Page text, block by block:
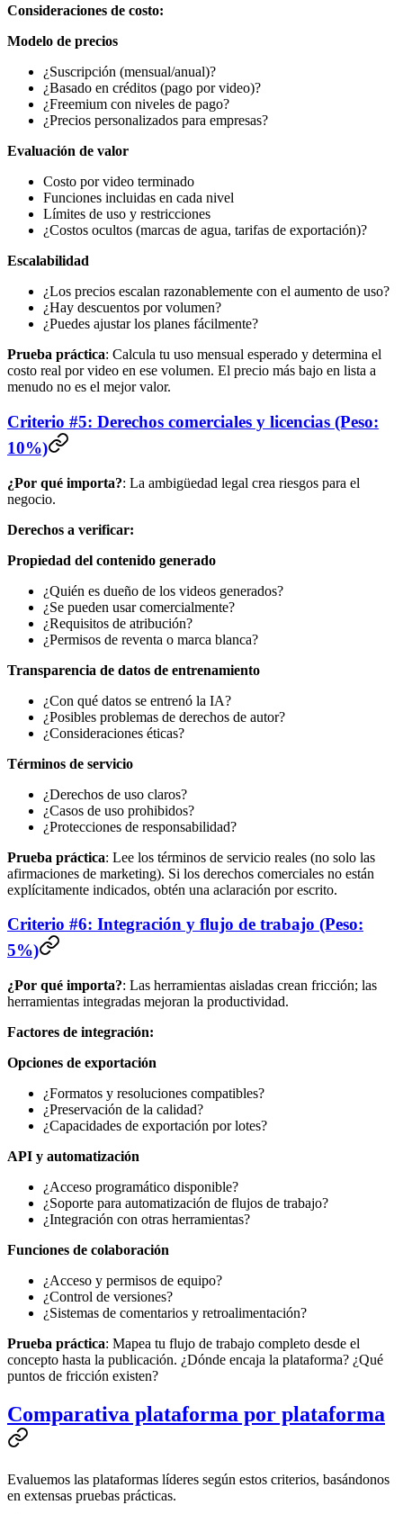
Consideraciones de costo:
Modelo de precios
¿Suscripción (mensual/anual)?
¿Basado en créditos (pago por video)?
¿Freemium con niveles de pago?
¿Precios personalizados para empresas?
Evaluación de valor
Costo por video terminado
Funciones incluidas en cada nivel
Límites de uso y restricciones
¿Costos ocultos (marcas de agua, tarifas de exportación)?
Escalabilidad
¿Los precios escalan razonablemente con el aumento de uso?
¿Hay descuentos por volumen?
¿Puedes ajustar los planes fácilmente?
Prueba práctica: Calcula tu uso mensual esperado y determina el
costo real por video en ese volumen. El precio más bajo en lista a
menudo no es el mejor valor.
Criterio #5: Derechos comerciales y licencias (Peso:
10%)
¿Por qué importa?: La ambigüedad legal crea riesgos para el
negocio.
Derechos a verificar:
Propiedad del contenido generado
¿Quién es dueño de los videos generados?
¿Se pueden usar comercialmente?
¿Requisitos de atribución?
¿Permisos de reventa o marca blanca?
Transparencia de datos de entrenamiento
¿Con qué datos se entrenó la IA?
¿Posibles problemas de derechos de autor?
¿Consideraciones éticas?
Términos de servicio
¿Derechos de uso claros?
¿Casos de uso prohibidos?
¿Protecciones de responsabilidad?
Prueba práctica: Lee los términos de servicio reales (no solo las
afirmaciones de marketing). Si los derechos comerciales no están
explícitamente indicados, obtén una aclaración por escrito.
Criterio #6: Integración y flujo de trabajo (Peso:
5%)
¿Por qué importa?: Las herramientas aisladas crean fricción; las
herramientas integradas mejoran la productividad.
Factores de integración:
Opciones de exportación
¿Formatos y resoluciones compatibles?
¿Preservación de la calidad?
¿Capacidades de exportación por lotes?
API y automatización
¿Acceso programático disponible?
¿Soporte para automatización de flujos de trabajo?
¿Integración con otras herramientas?
Funciones de colaboración
¿Acceso y permisos de equipo?
¿Control de versiones?
¿Sistemas de comentarios y retroalimentación?
Prueba práctica: Mapea tu flujo de trabajo completo desde el
concepto hasta la publicación. ¿Dónde encaja la plataforma? ¿Qué
puntos de fricción existen?
Comparativa plataforma por plataforma
Evaluemos las plataformas líderes según estos criterios, basándonos
en extensas pruebas prácticas.